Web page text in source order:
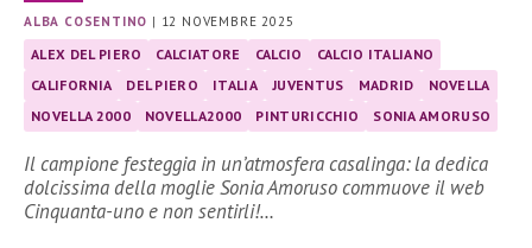
ALBA COSENTINO | 12 NOVEMBRE 2025
ALEX DEL PIERO CALCIATORE CALCIO
CALCIO ITALIANO
CALIFORNIA
DEL PIERO ITALIA JUVENTUS MADRID
NOVELLA
NOVELLA 2000
NOVELLA2000 PINTURICCHIO SONIA AMORUSO
Il campione festeggia in un’atmosfera casalinga: la dedica
dolcissima della moglie Sonia Amoruso commuove il web
Cinquanta-uno e non sentirli!…